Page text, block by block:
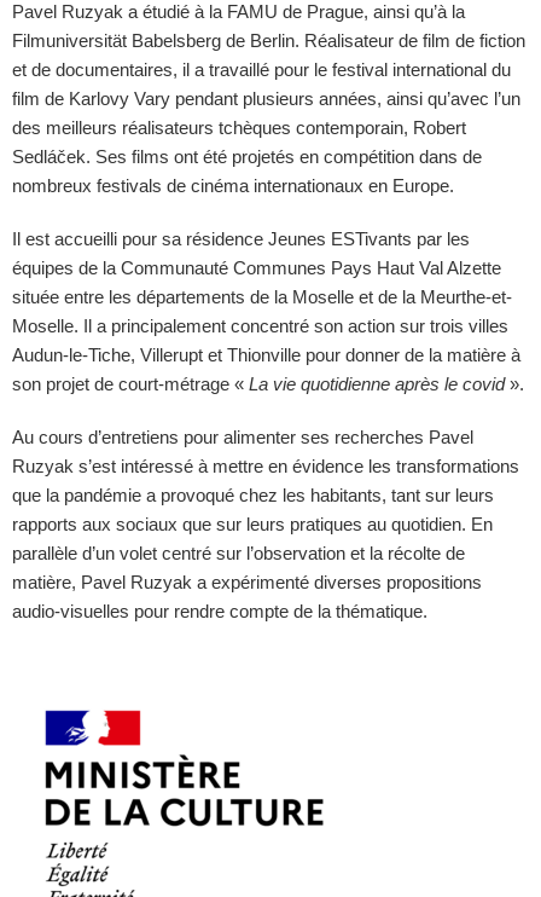
Pavel Ruzyak a étudié à la FAMU de Prague, ainsi qu’à la
Filmuniversität Babelsberg de Berlin. Réalisateur de film de fiction
et de documentaires, il a travaillé pour le festival international du
film de Karlovy Vary pendant plusieurs années, ainsi qu’avec l’un
des meilleurs réalisateurs tchèques contemporain, Robert
Sedláček. Ses films ont été projetés en compétition dans de
nombreux festivals de cinéma internationaux en Europe.
Il est accueilli pour sa résidence Jeunes ESTivants par les
équipes de la Communauté Communes Pays Haut Val Alzette
située entre les départements de la Moselle et de la Meurthe-et-
Moselle. Il a principalement concentré son action sur trois villes
Audun-le-Tiche, Villerupt et Thionville pour donner de la matière à
son projet de court-métrage « La vie quotidienne après le covid».
Au cours d’entretiens pour alimenter ses recherches Pavel
Ruzyak s’est intéressé à mettre en évidence les transformations
que la pandémie a provoqué chez les habitants, tant sur leurs
rapports aux sociaux que sur leurs pratiques au quotidien. En
parallèle d’un volet centré sur l’observation et la récolte de
matière, Pavel Ruzyak a expérimenté diverses propositions
audio-visuelles pour rendre compte de la thématique.